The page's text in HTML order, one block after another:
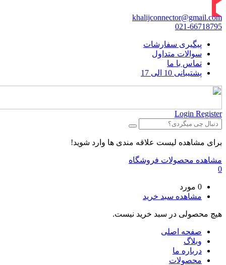
khalijconnector@gmail.com
021-66718795
پیگیری سفارشات
سوالات متداول
تماس با ما
پشتیبانی 10 الی 17
Login Register
برای مشاهده لیست علاقه مندی ها وارد شوید!
مشاهده محصولات فروشگاه
0
0 مورد
مشاهده سبد خرید
هیچ محصولی در سبد خرید نیست.
صفحه اصلی
وبلاگ
درباره ما
محصولات